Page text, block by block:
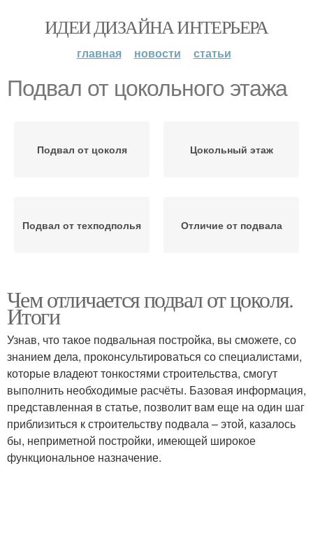
ИДЕИ ДИЗАЙНА ИНТЕРЬЕРА
главная новости статьи
Подвал от цокольного этажа
Подвал от цоколя Цокольный этаж
Подвал от техподполья Отличие от подвала
Чем отличается подвал от цоколя.
Итоги
Узнав, что такое подвальная постройка, вы сможете, со
знанием дела, проконсультироваться со специалистами,
которые владеют тонкостями строительства, смогут
выполнить необходимые расчёты. Базовая информация,
представленная в статье, позволит вам еще на один шаг
приблизиться к строительству подвала – этой, казалось
бы, неприметной постройки, имеющей широкое
функциональное назначение.